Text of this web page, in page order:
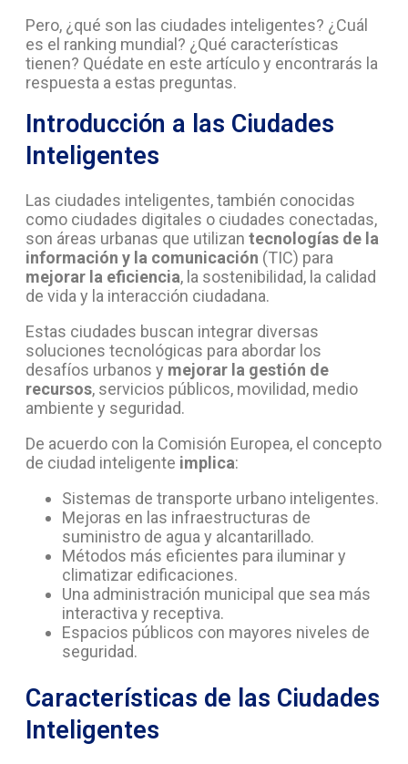
Pero, ¿qué son las ciudades inteligentes? ¿Cuál
es el ranking mundial? ¿Qué características
tienen? Quédate en este artículo y encontrarás la
respuesta a estas preguntas.
Introducción a las Ciudades
Inteligentes
Las ciudades inteligentes, también conocidas
como ciudades digitales o ciudades conectadas,
son áreas urbanas que utilizan tecnologías de la
información y la comunicación (TIC) para
mejorar la eficiencia, la sostenibilidad, la calidad
de vida y la interacción ciudadana.
Estas ciudades buscan integrar diversas
soluciones tecnológicas para abordar los
desafíos urbanos y mejorar la gestión de
recursos, servicios públicos, movilidad, medio
ambiente y seguridad.
De acuerdo con la Comisión Europea, el concepto
de ciudad inteligente implica:
Sistemas de transporte urbano inteligentes.
Mejoras en las infraestructuras de
suministro de agua y alcantarillado.
Métodos más eficientes para iluminar y
climatizar edificaciones.
Una administración municipal que sea más
interactiva y receptiva.
Espacios públicos con mayores niveles de
seguridad.
Características de las Ciudades
Inteligentes